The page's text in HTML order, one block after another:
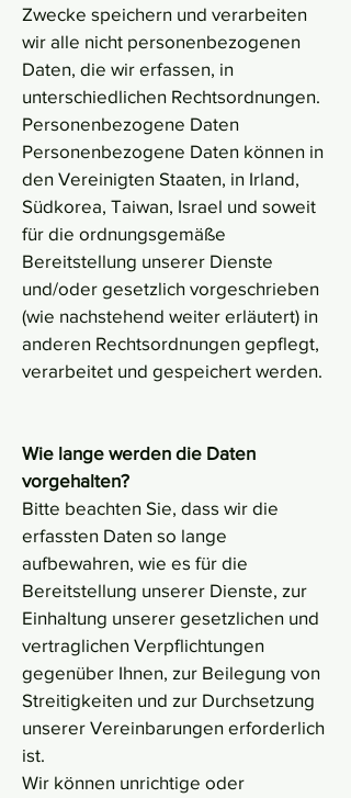
Zwecke speichern und verarbeiten
wir alle nicht personenbezogenen
Daten, die wir erfassen, in
unterschiedlichen Rechtsordnungen.
Personenbezogene Daten
Personenbezogene Daten können in
den Vereinigten Staaten, in Irland,
Südkorea, Taiwan, Israel und soweit
für die ordnungsgemäße
Bereitstellung unserer Dienste
und/oder gesetzlich vorgeschrieben
(wie nachstehend weiter erläutert) in
anderen Rechtsordnungen gepflegt,
verarbeitet und gespeichert werden.
Wie lange werden die Daten
vorgehalten?
Bitte beachten Sie, dass wir die
erfassten Daten so lange
aufbewahren, wie es für die
Bereitstellung unserer Dienste, zur
Einhaltung unserer gesetzlichen und
vertraglichen Verpflichtungen
gegenüber Ihnen, zur Beilegung von
Streitigkeiten und zur Durchsetzung
unserer Vereinbarungen erforderlich
ist.
Wir können unrichtige oder